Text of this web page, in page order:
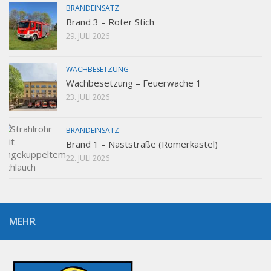
BRANDEINSATZ
Brand 3 – Roter Stich
29. JULI 2026
WACHBESETZUNG
Wachbesetzung – Feuerwache 1
23. JULI 2026
BRANDEINSATZ
Brand 1 – Naststraße (Römerkastel)
22. JULI 2026
MEHR